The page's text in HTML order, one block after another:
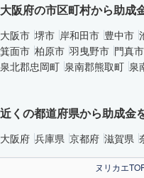
大阪府の市区町村から助成
大阪市 堺市 岸和田市 豊中市
箕面市 柏原市 羽曳野市 門真市
泉北郡忠岡町 泉南郡熊取町 泉
近くの都道府県から助成金
大阪府 兵庫県 京都府 滋賀県
ヌリカエ